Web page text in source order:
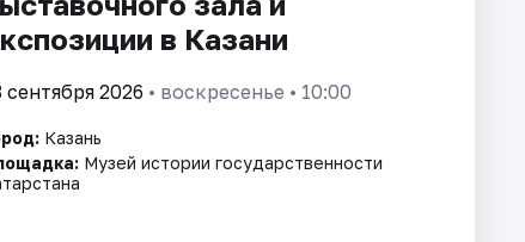
в Казани
сентября 2026 • воскресенье • 10:00
Казань
Музей истории государственности